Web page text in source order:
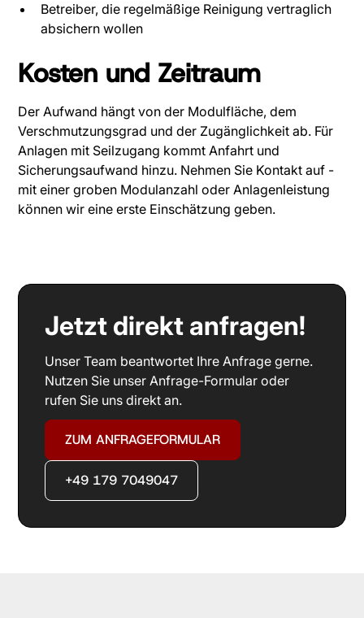
Betreiber, die regelmäßige Reinigung vertraglich
absichern wollen
Kosten und Zeitraum
Der Aufwand hängt von der Modulfläche, dem
Verschmutzungsgrad und der Zugänglichkeit ab. Für
Anlagen mit Seilzugang kommt Anfahrt und
Sicherungsaufwand hinzu. Nehmen Sie Kontakt auf -
mit einer groben Modulanzahl oder Anlagenleistung
können wir eine erste Einschätzung geben.
Jetzt direkt anfragen!
Unser Team beantwortet Ihre Anfrage gerne.
Nutzen Sie unser Anfrage-Formular oder
rufen Sie uns direkt an.
ZUM ANFRAGEFORMULAR
+49 179 7049047